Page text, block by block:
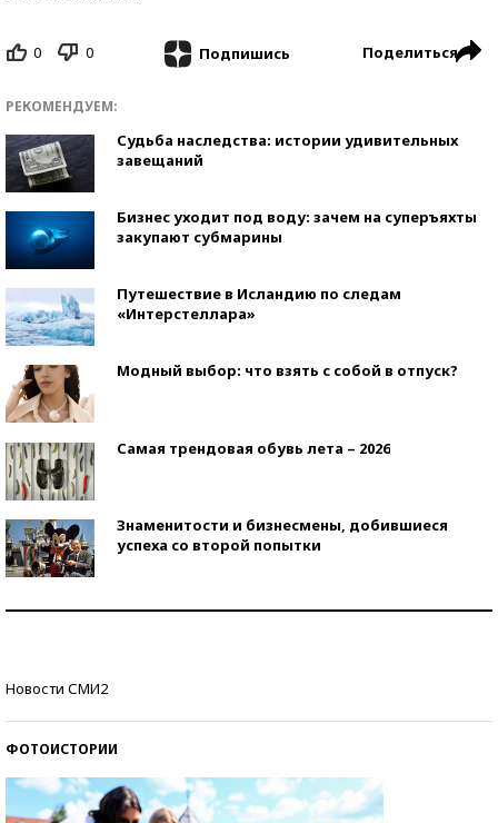
0 0 Подпишись Поделиться
РЕКОМЕНДУЕМ:
Судьба наследства: истории удивительных
завещаний
Бизнес уходит под воду: зачем на суперъяхты
закупают субмарины
Путешествие в Исландию по следам
«Интерстеллара»
Модный выбор: что взять с собой в отпуск?
Самая трендовая обувь лета – 2026
Знаменитости и бизнесмены, добившиеся
успеха со второй попытки
Новости СМИ2
ФОТОИСТОРИИ